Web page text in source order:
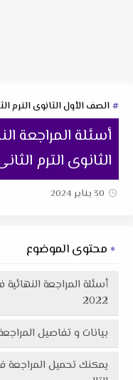
الصف الأول الثانوى الترم
أسئلة المراجعة
الثانوى الترم الثانى
30 يناير 2024
محتوى الموضوع
أسئلة المراجعة النهائية
2022
بيانات و تفاصيل